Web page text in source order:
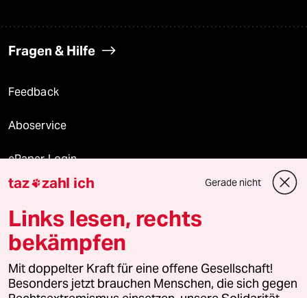
Fragen & Hilfe
Feedback
Aboservice
ePaper Login
Downloads für Abonnierende
© 2026 taz Verlags und Vertriebs GmbH
Alle Rechte vorbehalten. Bei rechtlichen Fragen oder für Genehmigungen
wenden Sie sich bitte an
lizenzen@taz.de
taz zahl ich Gerade nicht
Links lesen, rechts
bekämpfen
Mit doppelter Kraft für eine offene Gesellschaft!
Besonders jetzt brauchen Menschen, die sich gegen